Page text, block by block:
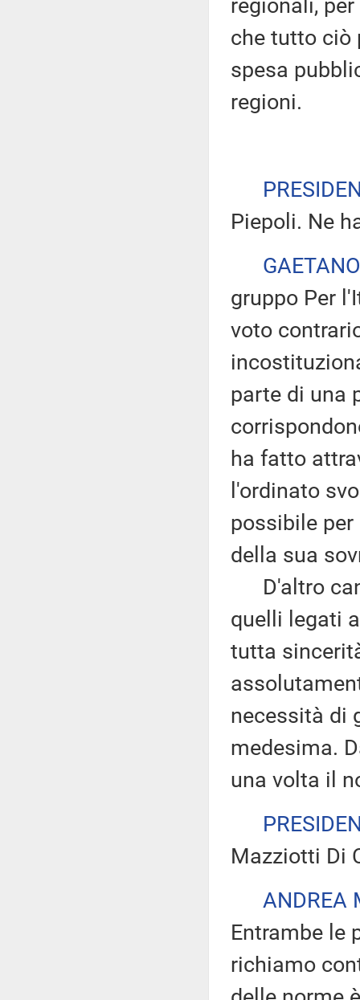
regionali,
che tutto ciò
spesa
regioni.
Piepoli. Ne
gruppo Per
voto
parte di una
ha fatto
l'ordinato
possibile
della sua
D'altro
quelli legati
tutta
necessità di
medesima.
una volta il
Mazziotti Di
ANDREA
Entrambe le
richiamo